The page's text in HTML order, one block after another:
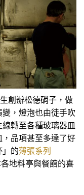
創辦松德硝子，做
，燈泡也由徒手吹
轉至各種玻璃器皿
品項甚至多達了好
」的薄張系列
各地料亭與餐館的喜